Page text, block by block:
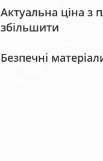
Актуальна ціна з
збільшити
Безпечні